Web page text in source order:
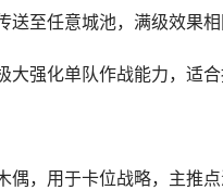
至任意城池，满级效果相
强化单队作战能力，适合
，用于卡位战略，主推点